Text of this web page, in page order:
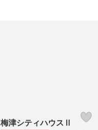
梅津シティハウスⅡ